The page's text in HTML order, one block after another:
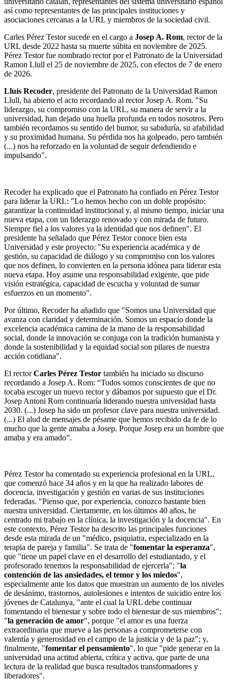
así como representantes de las principales instituciones y
asociaciones cercanas a la URL y miembros de la sociedad civil.
Carles Pérez Testor sucede en el cargo a Josep A. Rom, rector de la
URL desde 2022 hasta su muerte súbita en noviembre de 2025.
Pérez Testor fue nombrado rector por el Patronato de la Universidad
Ramon Llull el 25 de noviembre de 2025, con efectos de 7 de enero
de 2026.
Lluís Recoder, presidente del Patronato de la Universidad Ramon
Llull, ha abierto el acto recordando al rector Josep A. Rom. "Su
liderazgo, su compromiso con la URL, su manera de servir a la
universidad, han dejado una huella profunda en todos nosotros. Pero
también recordamos su sentido del humor, su sabiduría, su afabilidad
y su proximidad humana. Su pérdida nos ha golpeado, pero también
(...) nos ha reforzado en la voluntad de seguir defendiendo e
impulsando".
Recoder ha explicado que el Patronato ha confiado en Pérez Testor
para liderar la URL: "Lo hemos hecho con un doble propósito:
garantizar la continuidad institucional y, al mismo tiempo, iniciar una
nueva etapa, con un liderazgo renovado y con mirada de futuro.
Siempre fiel a los valores ya la identidad que nos definen". El
presidente ha señalado que Pérez Testor conoce bien esta
Universidad y este proyecto: "Su experiencia académica y de
gestión, su capacidad de diálogo y su compromiso con los valores
que nos definen, lo convierten en la persona idónea para liderar esta
nueva etapa. Hoy asume una responsabilidad exigente, que pide
visión estratégica, capacidad de escucha y voluntad de sumar
esfuerzos en un momento".
Por último, Recoder ha añadido que "Somos una Universidad que
avanza con claridad y determinación. Somos un espacio donde la
excelencia académica camina de la mano de la responsabilidad
social, donde la innovación se conjuga con la tradición humanista y
donde la sostenibilidad y la equidad social son pilares de nuestra
acción cotidiana".
El rectorCarles Pérez Testor también ha iniciado su discurso
recordando a Josep A. Rom: “Todos somos conscientes de que no
tocaba escoger un nuevo rector y dábamos por supuesto que el Dr.
Josep Antoni Rom continuaría liderando nuestra universidad hasta
2030. (...) Josep ha sido un profesor clave para nuestra universidad.
(...) El alud de mensajes de pésame que hemos recibido da fe de lo
mucho que la gente amaba a Josep. Porque Josep era un hombre que
amaba y era amado”.
Pérez Testor ha comentado su experiencia profesional en la URL,
que comenzó hace 34 años y en la que ha realizado labores de
docencia, investigación y gestión en varias de sus instituciones
federadas. "Pienso que, por experiencia, conozco bastante bien
nuestra universidad. Ciertamente, en los últimos 40 años, he
centrado mi trabajo en la clínica, la investigación y la docencia". En
este contexto, Pérez Testor ha descrito las principales funciones
desde esta mirada de un "médico, psiquiatra, especializado en la
terapia de pareja y familia". Se trata de "fomentar la esperanza",
que "tiene un papel clave en el desarrollo del estudiantado, y el
profesorado tenemos la responsabilidad de ejercerla"; "la
contención de las ansiedades, el temor y los miedos",
especialmente ante los datos que muestran un aumento de los niveles
de desánimo, trastornos, autolesiones e intentos de suicidio entre los
jóvenes de Catalunya, "ante el cual la URL debe continuar
fomentando el bienestar y sobre todo el bienestar de sus miembros";
"la generación de amor", porque "el amor es una fuerza
extraordinaria que mueve a las personas a comprometerse con
valentía y generosidad en el campo de la justicia y de la paz"; y,
finalmente, "fomentar el pensamiento", lo que "pide generar en la
universidad una actitud abierta, crítica y activa, que parte de una
lectura de la realidad que busca resultados transformadores y
liberadores".